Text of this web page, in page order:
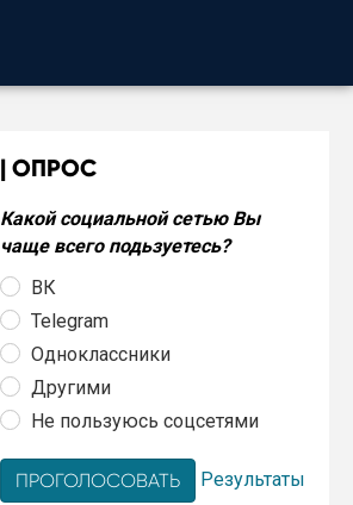
ОПРОС
Какой социальной сетью Вы
чаще всего подьзуетесь?
ВК
Telegram
Одноклассники
Другими
Не пользуюсь соцсетями
Результаты